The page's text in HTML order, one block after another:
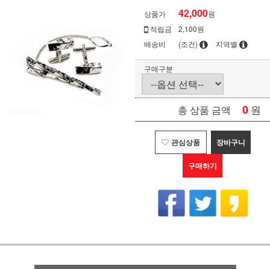
상품가 42,000원
적립금
2,100원
배송비
(조건) 지역별
구매구분
총 상품 금액 0 원
관심상품 장바구니
구매하기